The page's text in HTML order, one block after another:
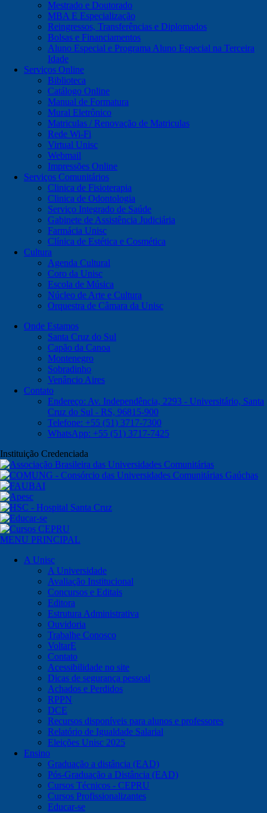
Mestrado e Doutorado
MBA E Especialização
Reingressos, Transferências e Diplomados
Bolsas e Financiamentos
Aluno Especial e Programa Aluno Especial na Terceira
Idade
Serviços Online
Biblioteca
Catálogo Online
Manual de Formatura
Mural Eletrônico
Matriculas / Renovação de Matriculas
Rede Wi-Fi
Virtual Unisc
Webmail
Impressões Online
Serviços Comunitários
Clinica de Fisioterapia
Clinica de Odontologia
Serviço Integrado de Saúde
Gabinete de Assistência Judiciária
Farmácia Unisc
Clínica de Estética e Cosmética
Cultura
Agenda Cultural
Coro da Unisc
Escola de Música
Núcleo de Arte e Cultura
Orquestra de Câmara da Unisc
Onde Estamos
Santa Cruz do Sul
Capão da Canoa
Montenegro
Sobradinho
Venâncio Aires
Contato
Endereço: Av. Independência, 2293 - Universitário, Santa
Cruz do Sul - RS, 96815-900
Telefone: +55 (51) 3717-7300
WhatsApp: +55 (51) 3717-7425
Instituição Credenciada
MENU PRINCIPAL
A Unisc
A Universidade
Avaliação Institucional
Concursos e Editais
Editora
Estrutura Administrativa
Ouvidoria
Trabalhe Conosco
VoltarE
Contato
Acessibilidade no site
Dicas de segurança pessoal
Achados e Perdidos
RPPN
DCE
Recursos disponíveis para alunos e professores
Relatório de Igualdade Salarial
Eleições Unisc 2025
Ensino
Graduação a distância (EAD)
Pós-Graduação a Distância (EAD)
Cursos Técnicos - CEPRU
Cursos Profissionalizantes
Educar-se